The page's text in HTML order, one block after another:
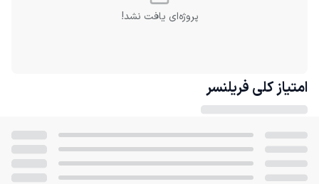
پروژه‌ای یافت نشد!
امتیاز کلی فریلنسر